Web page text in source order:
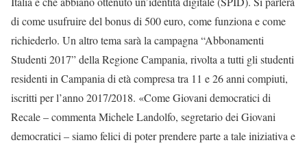
di come usufruire del bonus di 500 euro, come funziona e come
richiederlo. Un altro tema sarà la campagna “Abbonamenti
Studenti 2017” della Regione Campania, rivolta a tutti gli studenti
residenti in Campania di età compresa tra 11 e 26 anni compiuti,
iscritti per l’anno 2017/2018. «Come Giovani democratici di
Recale – commenta Michele Landolfo, segretario dei Giovani
democratici – siamo felici di poter prendere parte a tale iniziativa e